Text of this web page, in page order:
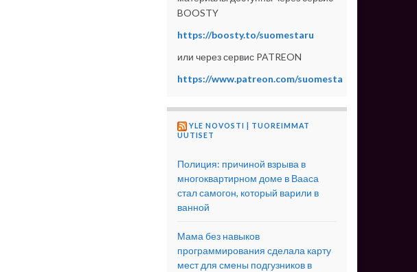
BOOSTY
https://boosty.to/suomestaru
или через сервис PATREON
https://www.patreon.com/suomesta
YLE NOVOSTI | TUOREIMMAT
UUTISET
Полиция: причиной взрыва в
многоквартирном доме в Вааса
стал самогон, который варили в
ванной
Мама без навыков
программирования сделала карту
мест для смены подгузников в